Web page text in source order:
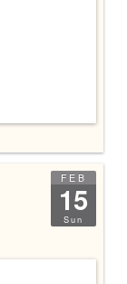
FEB
15
Sun